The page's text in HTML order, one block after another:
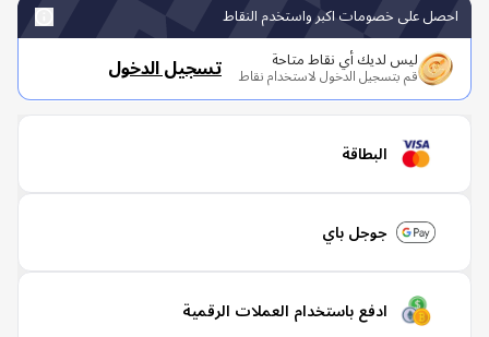
على خصومات اكبر واستخدم النقاط
ليس لديك أي نقاط متاحة
قم بتسجيل الدخول لاستخدام نقاط تسجيل الدخول
البطاقة
جوجل باي
ادفع باستخدام العملات الرقمية